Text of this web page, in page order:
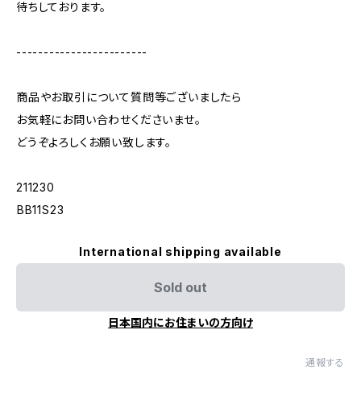
待ちしております。
------------------------
商品やお取引について質問等ございましたら
お気軽にお問い合わせくださいませ。
どうぞよろしくお願い致します。
211230
︎BB11S23
International shipping available
Sold out
日本国内にお住まいの方向け
通報する